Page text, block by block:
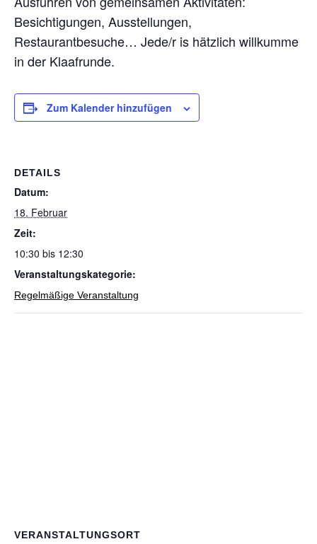
Besichtigungen, Ausstellungen,
Restaurantbesuche… Jede/r is hätzlich willkumme
in der Klaafrunde.
Zum Kalender hinzufügen
DETAILS
Datum:
18. Februar
Zeit:
10:30 bis 12:30
Veranstaltungskategorie:
Regelmäßige Veranstaltung
VERANSTALTUNGSORT